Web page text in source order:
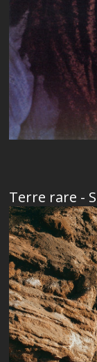
Terre rare -